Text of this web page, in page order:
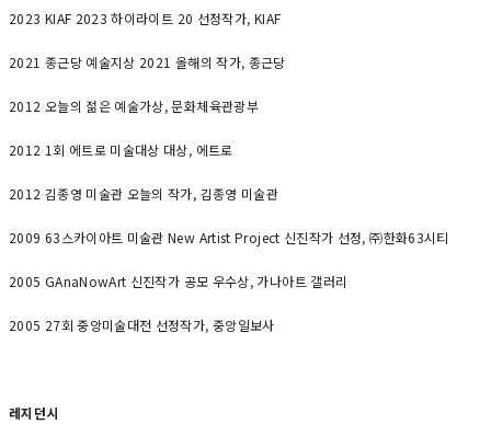
2023 KIAF 2023 하이라이트 20 선정작가, KIAF
2021 종근당 예술지상 2021 올해의 작가, 종근당
2012 오늘의 젊은 예술가상, 문화체육관광부
2012 1회 에트로 미술대상 대상, 에트로
2012 김종영 미술관 오늘의 작가, 김종영 미술관
2009 63스카이아트 미술관 New Artist Project 신진작가 선정, ㈜한화63시티
2005 GAnaNowArt 신진작가 공모 우수상, 가나아트 갤러리
2005 27회 중앙미술대전 선정작가, 중앙일보사
레지던시